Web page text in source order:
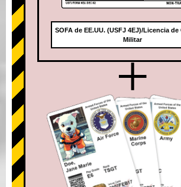
SOFA de EE.UU. (USFJ 4EJ)/Licencia
Militar
+